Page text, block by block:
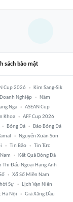
sách bảo mật
Cup 2026
Kim Sang-Sik
Doanh Nghiệp
Năm
Nga
ASEAN Cup
Khoa
AFF Cup 2026
Bóng Đá
Báo Bóng Đá
Nguyễn Xuân Son
Tin Bão
Tin Tức
Kết Quả Bóng Đá
Thi Đấu Ngoại Hạng Anh
Xổ Số Miền Nam
Sự
Lịch Vạn Niên
Hà Nội Giá Xăng Dầu